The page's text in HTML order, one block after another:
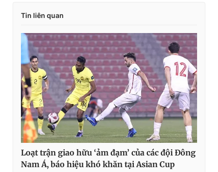
Tin liên quan
Loạt trận giao hữu ‘ảm đạm’ của các đội Đông
Nam Á, báo hiệu khó khăn tại Asian Cup